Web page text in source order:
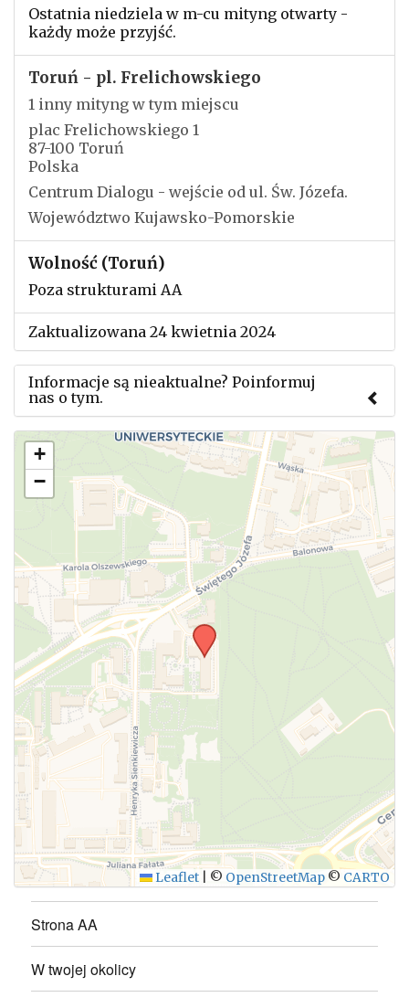
Ostatnia niedziela w m-cu mityng otwarty -
każdy może przyjść.
Toruń - pl. Frelichowskiego
1 inny mityng w tym miejscu
plac Frelichowskiego 1
87-100 Toruń
Polska
Centrum Dialogu - wejście od ul. Św. Józefa.
Województwo Kujawsko-Pomorskie
Wolność (Toruń)
Poza strukturami AA
Zaktualizowana 24 kwietnia 2024
Informacje są nieaktualne? Poinformuj
nas o tym.
Użyj tego formularza aby przesłać informację o
zmianach w powyższym mityngu.
WYŚLIJ
+
−
Leaflet © OpenStreetMap © CARTO
Strona AA
W twojej okolicy